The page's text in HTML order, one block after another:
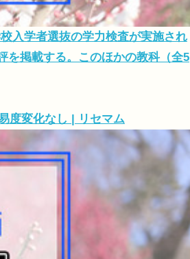
入学者選抜の学力検査が実施され
を掲載する。このほかの教科（全5
度変化なし | リセマム